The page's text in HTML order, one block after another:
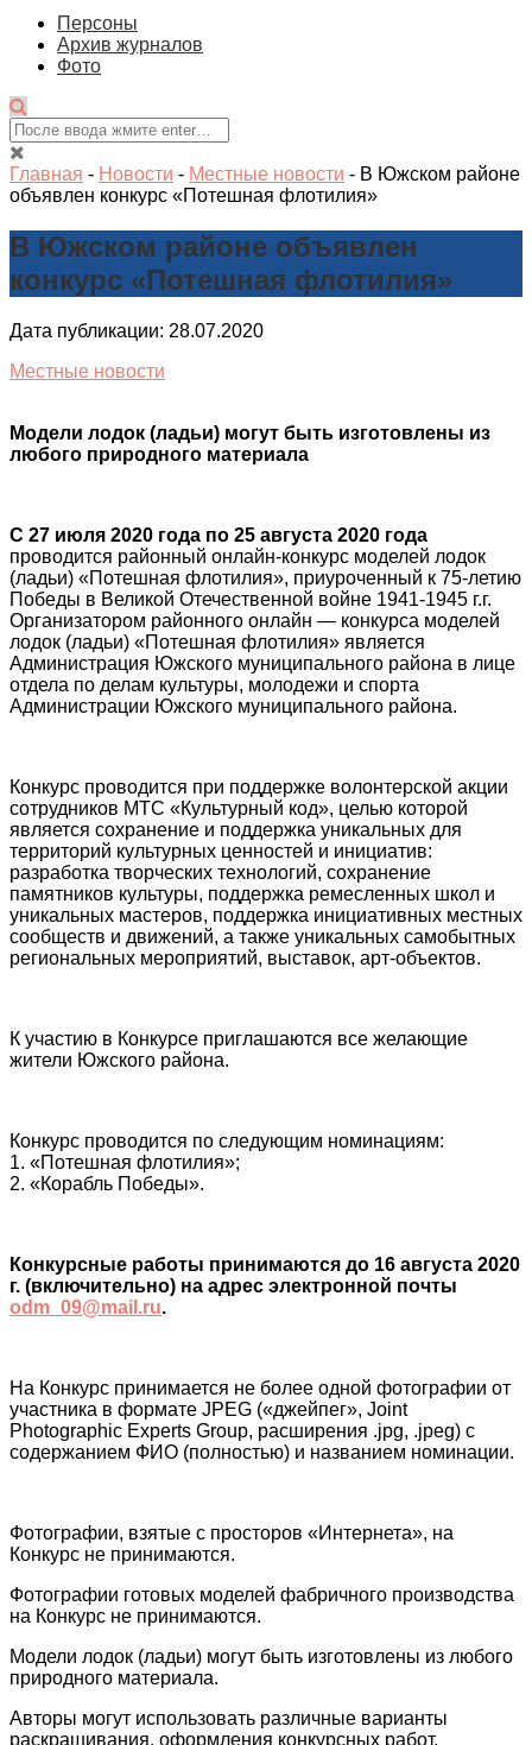
Персоны
Архив журналов
Фото
Главная - Новости - Местные новости - В Южском районе
объявлен конкурс «Потешная флотилия»
В Южском районе объявлен
конкурс «Потешная флотилия»
Дата публикации: 28.07.2020
Местные новости
Модели лодок (ладьи) могут быть изготовлены из
любого природного материала
С 27 июля 2020 года по 25 августа 2020 года
проводится районный онлайн-конкурс моделей лодок
(ладьи) «Потешная флотилия», приуроченный к 75-летию
Победы в Великой Отечественной войне 1941-1945 г.г.
Организатором районного онлайн — конкурса моделей
лодок (ладьи) «Потешная флотилия» является
Администрация Южского муниципального района в лице
отдела по делам культуры, молодежи и спорта
Администрации Южского муниципального района.
Конкурс проводится при поддержке волонтерской акции
сотрудников МТС «Культурный код», целью которой
является сохранение и поддержка уникальных для
территорий культурных ценностей и инициатив:
разработка творческих технологий, сохранение
памятников культуры, поддержка ремесленных школ и
уникальных мастеров, поддержка инициативных местных
сообществ и движений, а также уникальных самобытных
региональных мероприятий, выставок, арт-объектов.
К участию в Конкурсе приглашаются все желающие
жители Южского района.
Конкурс проводится по следующим номинациям:
1. «Потешная флотилия»;
2. «Корабль Победы».
Конкурсные работы принимаются до 16 августа 2020
г. (включительно) на адрес электронной почты
odm_09@mail.ru.
На Конкурс принимается не более одной фотографии от
участника в формате JPEG («джейпег», Joint
Photographic Experts Group, расширения .jpg, .jpeg) с
содержанием ФИО (полностью) и названием номинации.
Фотографии, взятые с просторов «Интернета», на
Конкурс не принимаются.
Фотографии готовых моделей фабричного производства
на Конкурс не принимаются.
Модели лодок (ладьи) могут быть изготовлены из любого
природного материала.
Авторы могут использовать различные варианты
раскрашивания, оформления конкурсных работ.